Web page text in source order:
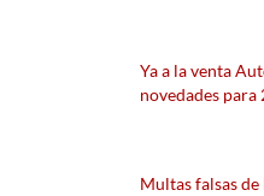
Ya a la venta
novedades para
Multas falsas de